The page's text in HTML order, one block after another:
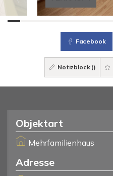
Facebook
Notizblock ()
Objektart
Mehrfamilienhaus
Adresse